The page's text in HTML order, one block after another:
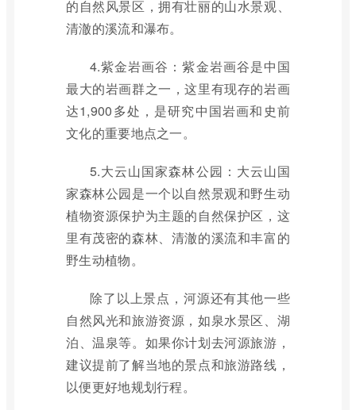
的自然风景区，拥有壮丽的山水景观、
清澈的溪流和瀑布。
4.紫金岩画谷：紫金岩画谷是中国
最大的岩画群之一，这里有现存的岩画
达1,900多处，是研究中国岩画和史前
文化的重要地点之一。
5.大云山国家森林公园：大云山国
家森林公园是一个以自然景观和野生动
植物资源保护为主题的自然保护区，这
里有茂密的森林、清澈的溪流和丰富的
野生动植物。
除了以上景点，河源还有其他一些
自然风光和旅游资源，如泉水景区、湖
泊、温泉等。如果你计划去河源旅游，
建议提前了解当地的景点和旅游路线，
以便更好地规划行程。